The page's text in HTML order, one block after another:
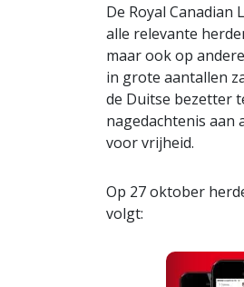
De Royal Canadian
alle relevante
maar ook op
in grote aantallen
de Duitse bezetter
nagedachtenis aan
voor vrijheid.
Op 27 oktober
volgt: